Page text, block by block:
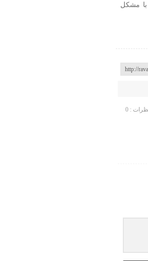
با مشکل
: 0